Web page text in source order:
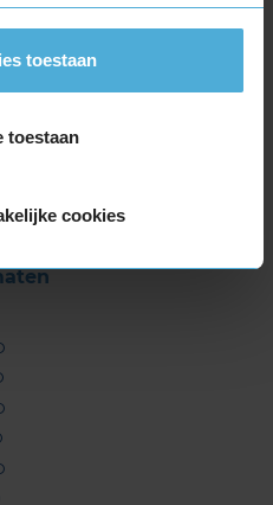
toestaan
toestaan
cookies